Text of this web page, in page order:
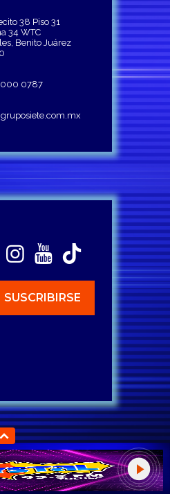
38 Piso 31
34 WTC
Benito Juárez
0787